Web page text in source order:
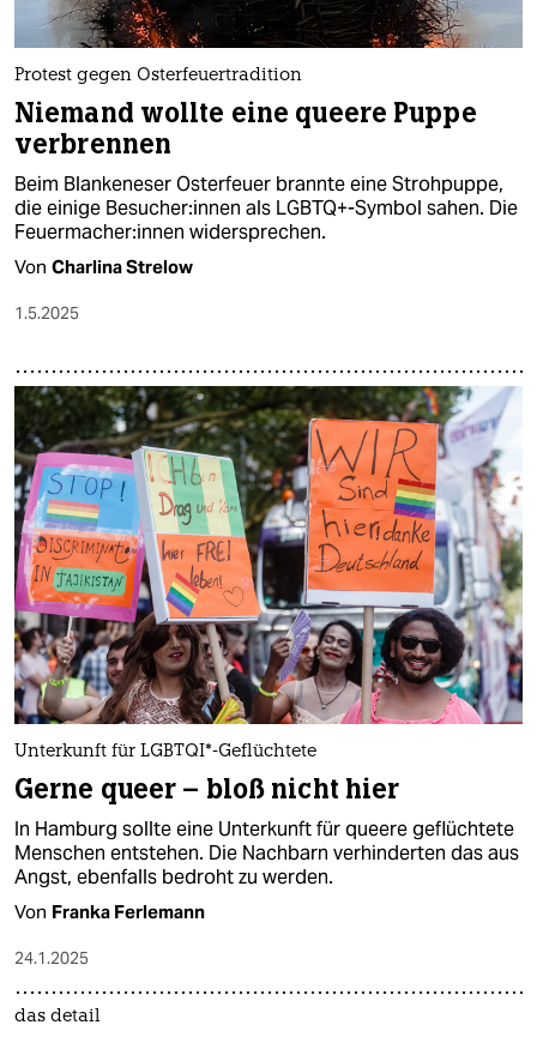
Protest gegen Osterfeuertradition
Niemand wollte eine queere Puppe
verbrennen
Beim Blankeneser Osterfeuer brannte eine Strohpuppe,
die einige Be­su­che­r:in­nen als LGBTQ+-Symbol sahen. Die
Feu­er­ma­che­r:in­nen widersprechen.
Von Charlina Strelow
1.5.2025
Unterkunft für LGBTQI*-Geflüchtete
Gerne queer – bloß nicht hier
In Hamburg sollte eine Unterkunft für queere geflüchtete
Menschen entstehen. Die Nachbarn verhinderten das aus
Angst, ebenfalls bedroht zu werden.
Von Franka Ferlemann
24.1.2025
das detail